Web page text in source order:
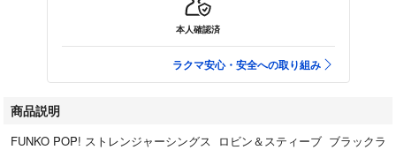
本人確認済
ラクマ安心・安全への取り組み
商品説明
FUNKO POP! ストレンジャーシングス ロビン＆スティーブ ブラックラ